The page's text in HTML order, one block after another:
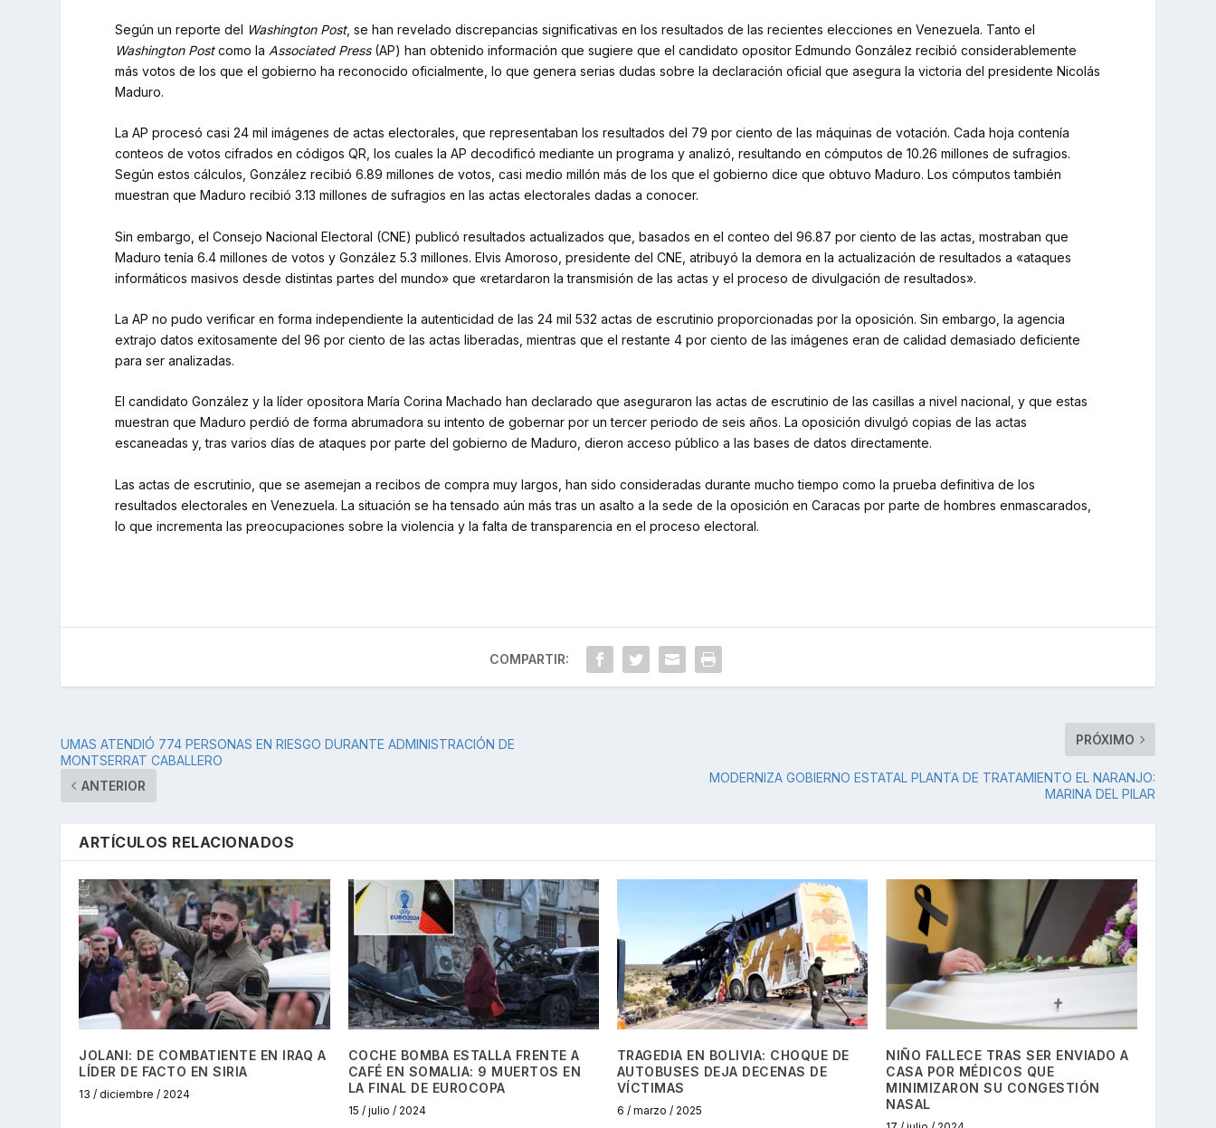
Según un reporte del Washington Post, se han revelado discrepancias significativas en los resultados de las recientes elecciones en Venezuela. Tanto el
Washington Postcomo la Associated Press(AP) han obtenido información que sugiere que el candidato opositor Edmundo González recibió considerablemente
más votos de los que el gobierno ha reconocido oficialmente, lo que genera serias dudas sobre la declaración oficial que asegura la victoria del presidente Nicolás
Maduro.
La AP procesó casi 24 mil imágenes de actas electorales, que representaban los resultados del 79 por ciento de las máquinas de votación. Cada hoja contenía
conteos de votos cifrados en códigos QR, los cuales la AP decodificó mediante un programa y analizó, resultando en cómputos de 10.26 millones de sufragios.
Según estos cálculos, González recibió 6.89 millones de votos, casi medio millón más de los que el gobierno dice que obtuvo Maduro. Los cómputos también
muestran que Maduro recibió 3.13 millones de sufragios en las actas electorales dadas a conocer.
Sin embargo, el Consejo Nacional Electoral (CNE) publicó resultados actualizados que, basados en el conteo del 96.87 por ciento de las actas, mostraban que
Maduro tenía 6.4 millones de votos y González 5.3 millones. Elvis Amoroso, presidente del CNE, atribuyó la demora en la actualización de resultados a «ataques
informáticos masivos desde distintas partes del mundo» que «retardaron la transmisión de las actas y el proceso de divulgación de resultados».
La AP no pudo verificar en forma independiente la autenticidad de las 24 mil 532 actas de escrutinio proporcionadas por la oposición. Sin embargo, la agencia
extrajo datos exitosamente del 96 por ciento de las actas liberadas, mientras que el restante 4 por ciento de las imágenes eran de calidad demasiado deficiente
para ser analizadas.
El candidato González y la líder opositora María Corina Machado han declarado que aseguraron las actas de escrutinio de las casillas a nivel nacional, y que estas
muestran que Maduro perdió de forma abrumadora su intento de gobernar por un tercer periodo de seis años. La oposición divulgó copias de las actas
escaneadas y, tras varios días de ataques por parte del gobierno de Maduro, dieron acceso público a las bases de datos directamente.
Las actas de escrutinio, que se asemejan a recibos de compra muy largos, han sido consideradas durante mucho tiempo como la prueba definitiva de los
resultados electorales en Venezuela. La situación se ha tensado aún más tras un asalto a la sede de la oposición en Caracas por parte de hombres enmascarados,
lo que incrementa las preocupaciones sobre la violencia y la falta de transparencia en el proceso electoral.
COMPARTIR:
UMAS ATENDIÓ 774 PERSONAS EN RIESGO DURANTE ADMINISTRACIÓN DE
MONTSERRAT CABALLERO
ANTERIOR
PRÓXIMO
MODERNIZA GOBIERNO ESTATAL PLANTA DE TRATAMIENTO EL NARANJO:
MARINA DEL PILAR
ARTÍCULOS RELACIONADOS
JOLANI: DE COMBATIENTE EN IRAQ A
LÍDER DE FACTO EN SIRIA
13 / diciembre / 2024
COCHE BOMBA ESTALLA FRENTE A
CAFÉ EN SOMALIA: 9 MUERTOS EN
LA FINAL DE EUROCOPA
15 / julio / 2024
TRAGEDIA EN BOLIVIA: CHOQUE DE
AUTOBUSES DEJA DECENAS DE
VÍCTIMAS
6 / marzo / 2025
NIÑO FALLECE TRAS SER ENVIADO A
CASA POR MÉDICOS QUE
MINIMIZARON SU CONGESTIÓN
NASAL